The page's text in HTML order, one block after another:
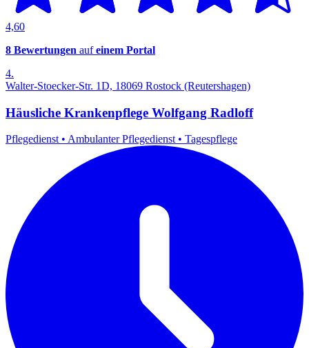
4,60
8 Bewertungen aufeinem Portal
4.
Walter-Stoecker-Str. 1D, 18069 Rostock (Reutershagen)
Häusliche Krankenpflege Wolfgang Radloff
Pflegedienst • Ambulanter Pflegedienst • Tagespflege